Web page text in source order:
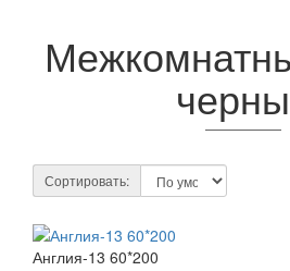
Сортировать:
Англия-13 60*200